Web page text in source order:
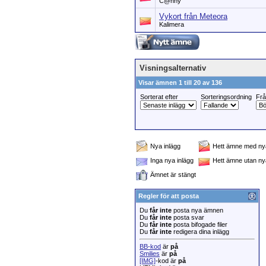
Vykort från Meteora
Kalimera
Visningsalternativ
Visar ämnen 1 till 20 av 136
Sorterat efter
Sorteringsordning
Nya inlägg
Hett ämne med
Inga nya inlägg
Hett ämne utan
Ämnet är stängt
Regler för att posta
Du får inte posta nya ämnen
Du får inte posta svar
Du får inte posta bifogade filer
Du får inte redigera dina inlägg
BB-kod är på
Smilies är på
[IMG]-kod är på